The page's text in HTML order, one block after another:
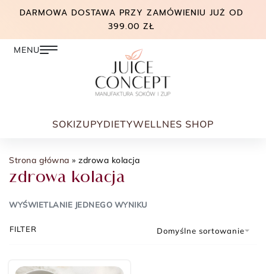
DARMOWA DOSTAWA PRZY ZAMÓWIENIU JUŻ OD
399.00 ZŁ
SOKIZUPYDIETYWELLNES SHOP
Strona główna » zdrowa kolacja
zdrowa kolacja
WYŚWIETLANIE JEDNEGO WYNIKU
Domyślne sortowanie
FILTER